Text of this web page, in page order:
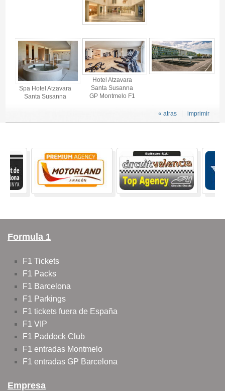
Spa Hotel Atzavara
Santa Susanna
Hotel Atzavara
Santa Susanna
GP Montmelo F1
imprimir
« atras
Formula 1
F1 Tickets
F1 Packs
F1 Barcelona
F1 Parkings
F1 tickets fuera de España
F1 VIP
F1 Paddock Club
F1 entradas Montmelo
F1 entradas GP Barcelona
Empresa